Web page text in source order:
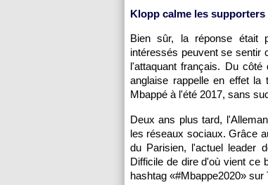
Klopp calme les supporters
Bien sûr, la réponse était
intéressés peuvent se sentir
l'attaquant français. Du
anglaise rappelle en effet la
Mbappé à l'été 2017, sans
Deux ans plus tard,
les réseaux sociaux. Grâce
du Parisien, l'actuel leader
Difficile de dire d'où vient ce
hashtag «#Mbappe2020» sur